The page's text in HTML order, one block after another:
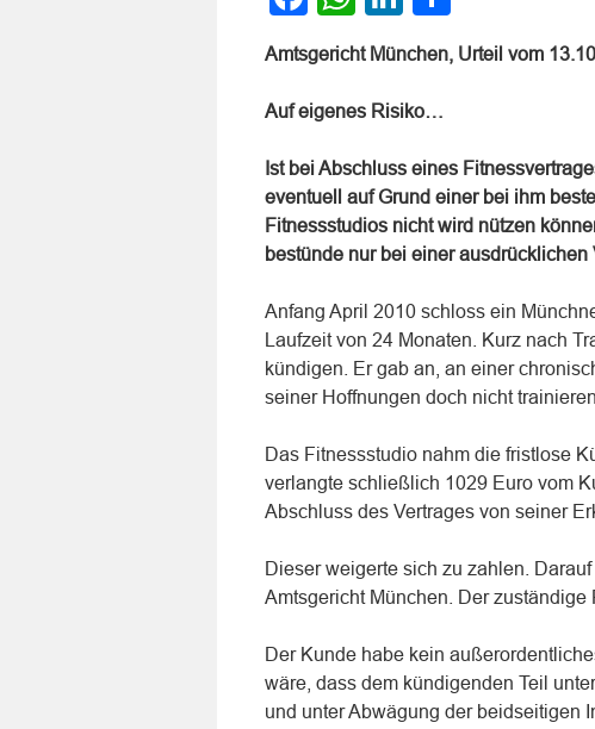
Amtsgericht München, Urteil vom
Auf eigenes Risiko…
Ist bei Abschluss eines
eventuell auf Grund einer bei ihm
Fitnessstudios nicht wird nützen
bestünde nur bei einer ausdrücklichen
Anfang April 2010 schloss ein
Laufzeit von 24 Monaten. Kurz nach
kündigen. Er gab an, an einer
seiner Hoffnungen doch nicht
Das Fitnessstudio nahm die fristlose
verlangte schließlich 1029 Euro vom
Abschluss des Vertrages von seiner
Dieser weigerte sich zu zahlen.
Amtsgericht München. Der zuständige
Der Kunde habe kein
wäre, dass dem kündigenden Teil
und unter Abwägung der beidseitigen